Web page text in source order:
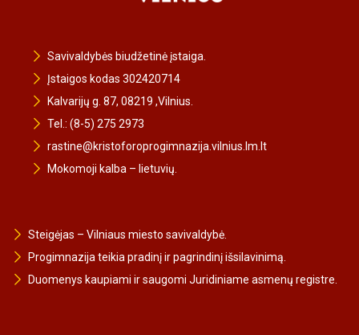
Savivaldybės biudžetinė įstaiga.
Įstaigos kodas 302420714
Kalvarijų g. 87, 08219 ,Vilnius.
Tel.: (8-5) 275 2973
rastine@kristoforoprogimnazija.vilnius.lm.lt
Mokomoji kalba – lietuvių.
Steigėjas – Vilniaus miesto savivaldybė.
Progimnazija teikia pradinį ir pagrindinį išsilavinimą.
Duomenys kaupiami ir saugomi Juridiniame asmenų registre.